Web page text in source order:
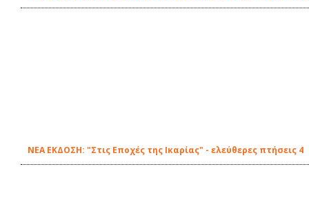
ΝΕΑ ΕΚΔΟΣΗ: "Στις Εποχές της Ικαρίας" - ελεύθερες πτήσεις 4